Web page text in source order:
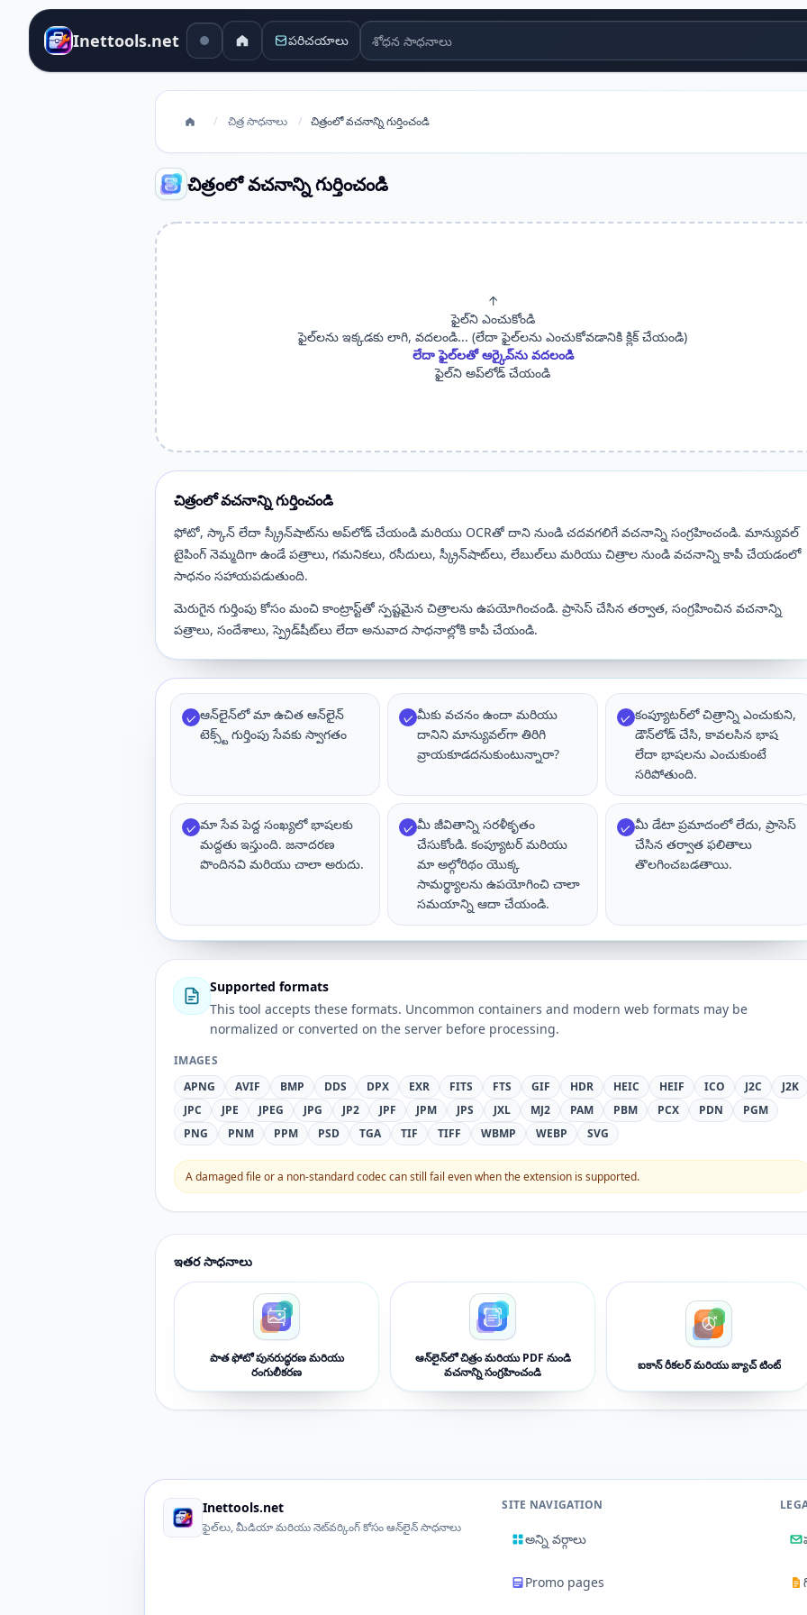
Inettools.net పరిచయాలు శోధన సాధనాలు
/ చిత్ర సాధనాలు / చిత్రంలో వచనాన్ని గుర్తించండి
చిత్రంలో వచనాన్ని గుర్తించండి
↑
ఫైల్‌ని ఎంచుకోండి
ఫైల్‌లను ఇక్కడకు లాగి, వదలండి... (లేదా ఫైల్‌లను ఎంచుకోవడానికి క్లిక్ చేయండి)
లేదా ఫైల్‌లతో ఆర్కైవ్‌ను వదలండి
ఫైల్‌ని అప్‌లోడ్ చేయండి
చిత్రంలో వచనాన్ని గుర్తించండి
ఫోటో, స్కాన్ లేదా స్క్రీన్‌షాట్‌ను అప్‌లోడ్ చేయండి మరియు OCRతో దాని నుండి చదవగలిగే వచనాన్ని సంగ్రహించండి. మాన్యువల్
టైపింగ్ నెమ్మదిగా ఉండే పత్రాలు, గమనికలు, రసీదులు, స్క్రీన్‌షాట్‌లు, లేబుల్‌లు మరియు చిత్రాల నుండి వచనాన్ని కాపీ చేయడంలో
సాధనం సహాయపడుతుంది.
మెరుగైన గుర్తింపు కోసం మంచి కాంట్రాస్ట్‌తో స్పష్టమైన చిత్రాలను ఉపయోగించండి. ప్రాసెస్ చేసిన తర్వాత, సంగ్రహించిన వచనాన్ని
పత్రాలు, సందేశాలు, స్ప్రెడ్‌షీట్‌లు లేదా అనువాద సాధనాల్లోకి కాపీ చేయండి.
✓ ఆన్‌లైన్‌లో మా ఉచిత ఆన్‌లైన్
టెక్స్ట్ గుర్తింపు సేవకు స్వాగతం
✓ మీకు వచనం ఉందా మరియు
దానిని మాన్యువల్‌గా తిరిగి
వ్రాయకూడదనుకుంటున్నారా?
✓ కంప్యూటర్‌లో చిత్రాన్ని ఎంచుకుని,
డౌన్‌లోడ్ చేసి, కావలసిన భాష
లేదా భాషలను ఎంచుకుంటే
సరిపోతుంది.
✓ మా సేవ పెద్ద సంఖ్యలో భాషలకు
మద్దతు ఇస్తుంది. జనాదరణ
పొందినవి మరియు చాలా అరుదు.
✓ మీ జీవితాన్ని సరళీకృతం
చేసుకోండి. కంప్యూటర్ మరియు
మా అల్గోరిథం యొక్క
సామర్థ్యాలను ఉపయోగించి చాలా
సమయాన్ని ఆదా చేయండి.
✓ మీ డేటా ప్రమాదంలో లేదు, ప్రాసెస్
చేసిన తర్వాత ఫలితాలు
తొలగించబడతాయి.
Supported formats
This tool accepts these formats. Uncommon containers and modern web formats may be
normalized or converted on the server before processing.
IMAGES
APNG
AVIF BMP DDS DPX EXR FITS FTS GIF HDR HEIC HEIF ICO J2C
J2K
JPC
JPE JPEG JPG JP2 JPF JPM JPS JXL MJ2 PAM PBM PCX PDN
PGM
PNG
PNM PPM PSD TGA TIF TIFF WBMP WEBP SVG
A damaged file or a non-standard codec can still fail even when the extension is supported.
ఇతర సాధనాలు
పాత ఫోటో పునరుద్ధరణ మరియు
రంగులీకరణ
ఆన్‌లైన్‌లో చిత్రం మరియు PDF నుండి
వచనాన్ని సంగ్రహించండి
ఐకాన్ రీకలర్ మరియు బ్యాచ్ టింట్
Inettools.net
ఫైల్‌లు, మీడియా మరియు నెట్‌వర్కింగ్ కోసం ఆన్‌లైన్ సాధనాలు
SITE NAVIGATION
అన్ని వర్గాలు
Promo pages